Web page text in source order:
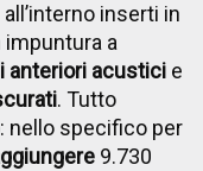
all’interno inserti in
impuntura a
anteriori acustici e
. Tutto
nello specifico per
9.730